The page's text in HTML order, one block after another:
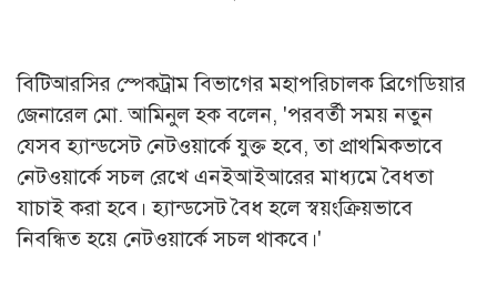
বিটিআরসির স্পেকট্রাম বিভাগের মহাপরিচালক ব্রিগেডিয়ার
জেনারেল মো. আমিনুল হক বলেন, 'পরবর্তী সময় নতুন
যেসব হ্যান্ডসেট নেটওয়ার্কে যুক্ত হবে, তা প্রাথমিকভাবে
নেটওয়ার্কে সচল রেখে এনইআইআরের মাধ্যমে বৈধতা
যাচাই করা হবে। হ্যান্ডসেট বৈধ হলে স্বয়ংক্রিয়ভাবে
নিবন্ধিত হয়ে নেটওয়ার্কে সচল থাকবে।'